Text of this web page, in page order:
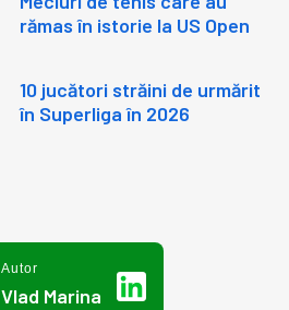
rămas în istorie la US Open
10 jucători străini de urmărit
în Superliga în 2026
Autor
Vlad Marina